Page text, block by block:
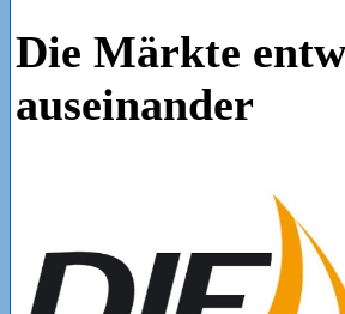
Die Märkte
auseinander